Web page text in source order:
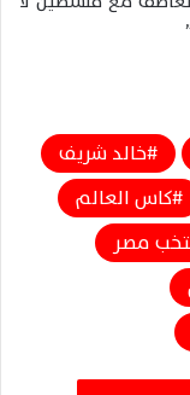
خالد شريف
كاس العالم
مصر